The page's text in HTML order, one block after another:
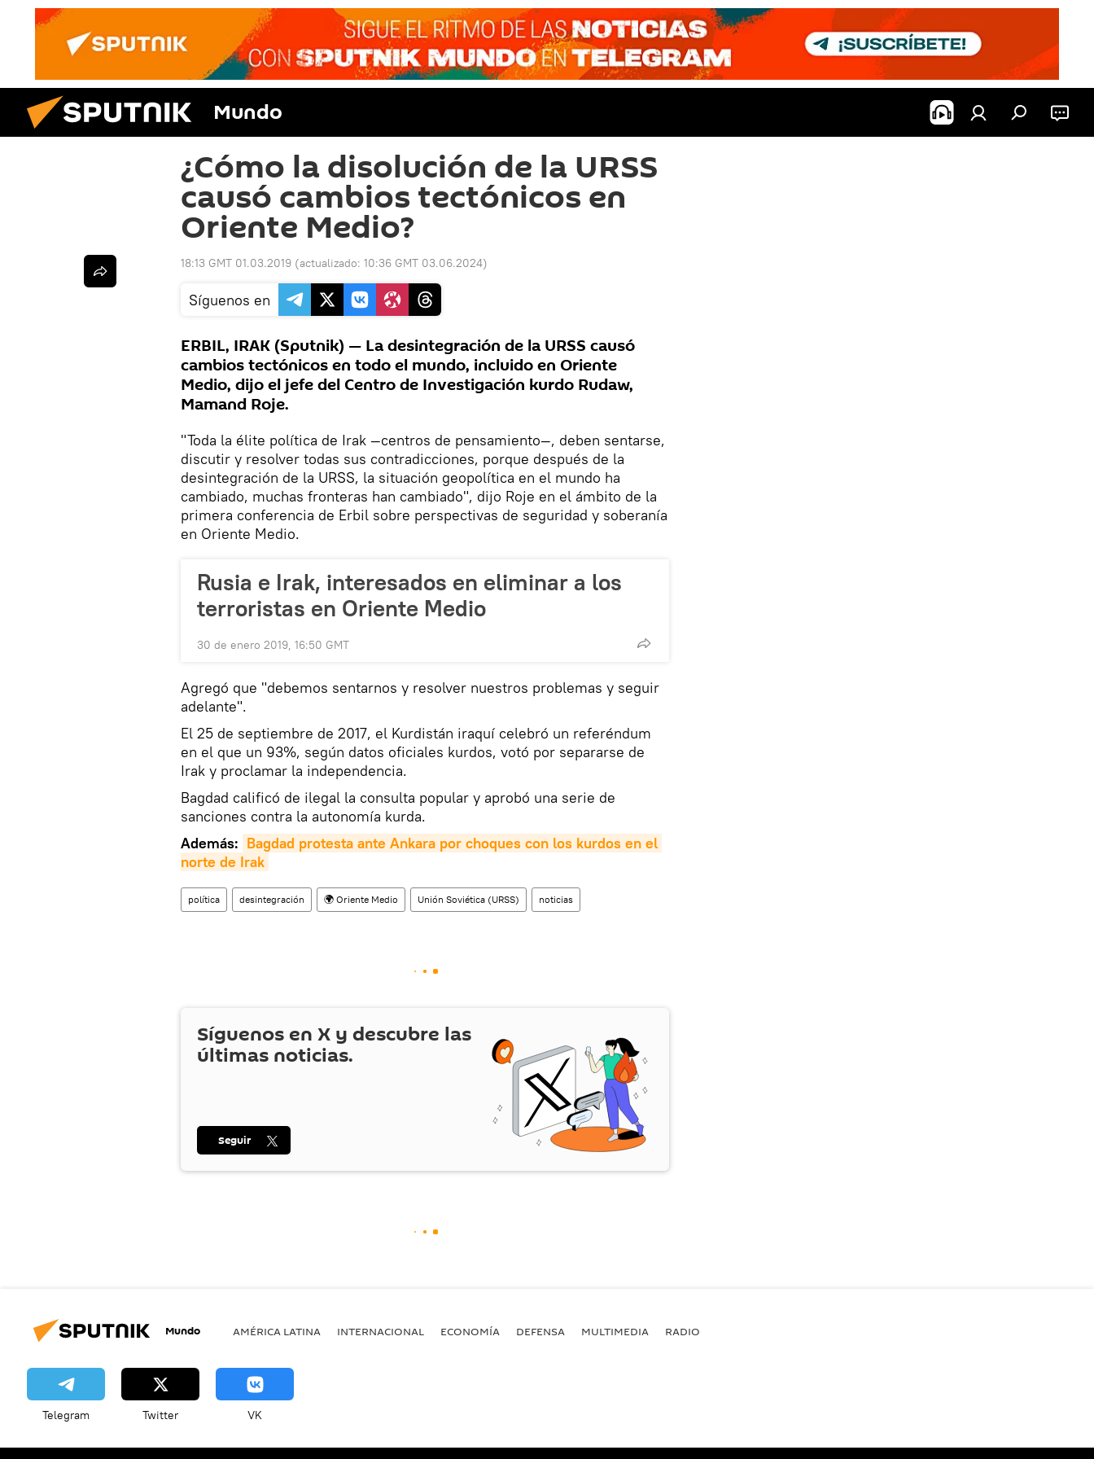
Mundo
¿Cómo la disolución de la URSS
causó cambios tectónicos en
Oriente Medio?
18:13 GMT 01.03.2019 (actualizado: 10:36 GMT 03.06.2024)
Síguenos en
ERBIL, IRAK (Sputnik) — La desintegración de la URSS causó
cambios tectónicos en todo el mundo, incluido en Oriente
Medio, dijo el jefe del Centro de Investigación kurdo Rudaw,
Mamand Roje.
"Toda la élite política de Irak —centros de pensamiento—, deben sentarse,
discutir y resolver todas sus contradicciones, porque después de la
desintegración de la URSS, la situación geopolítica en el mundo ha
cambiado, muchas fronteras han cambiado", dijo Roje en el ámbito de la
primera conferencia de Erbil sobre perspectivas de seguridad y soberanía
en Oriente Medio.
Rusia e Irak, interesados en eliminar a los
terroristas en Oriente Medio
30 de enero 2019, 16:50 GMT
Agregó que "debemos sentarnos y resolver nuestros problemas y seguir
adelante".
El 25 de septiembre de 2017, el Kurdistán iraquí celebró un referéndum
en el que un 93%, según datos oficiales kurdos, votó por separarse de
Irak y proclamar la independencia.
Bagdad calificó de ilegal la consulta popular y aprobó una serie de
sanciones contra la autonomía kurda.
Además: Bagdad protesta ante Ankara por choques con los kurdos en el
norte de Irak
política desintegración 🌍 Oriente Medio Unión Soviética (URSS) noticias
Síguenos en X y descubre las
últimas noticias.
Seguir
Mundo AMÉRICA LATINA INTERNACIONAL ECONOMÍA DEFENSA MULTIMEDIA RADIO
Telegram Twitter VK